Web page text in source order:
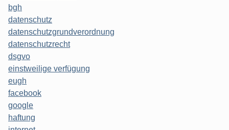
bgh
datenschutz
datenschutzgrundverordnung
datenschutzrecht
dsgvo
einstweilige verfügung
eugh
facebook
google
haftung